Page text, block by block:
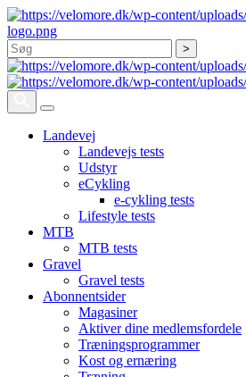
Søg
Landevej
Landevejs tests
Udstyr
eCykling
e-cykling tests
Lifestyle tests
MTB
MTB tests
Gravel
Gravel tests
Abonnentsider
Magasiner
Aktiver dine medlemsfordele
Træningsprogrammer
Kost og ernæring